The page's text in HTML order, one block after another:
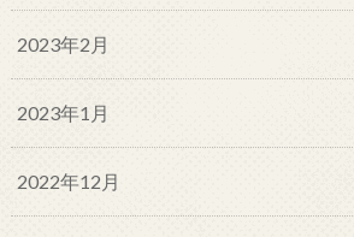
2023年2月
2023年1月
2022年12月